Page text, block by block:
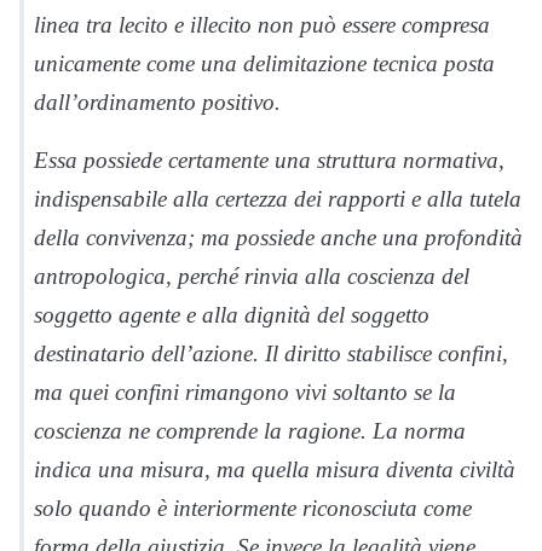
linea tra lecito e illecito non può essere compresa
unicamente come una delimitazione tecnica posta
dall’ordinamento positivo.
Essa possiede certamente una struttura normativa,
indispensabile alla certezza dei rapporti e alla tutela
della convivenza; ma possiede anche una profondità
antropologica, perché rinvia alla coscienza del
soggetto agente e alla dignità del soggetto
destinatario dell’azione. Il diritto stabilisce confini,
ma quei confini rimangono vivi soltanto se la
coscienza ne comprende la ragione. La norma
indica una misura, ma quella misura diventa civiltà
solo quando è interiormente riconosciuta come